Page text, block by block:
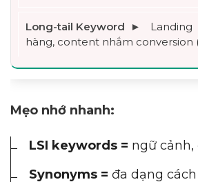
hàng, content nhắm conversion
Mẹo nhớ nhanh:
LSI keywords = ngữ cảnh,
Synonyms = đa dạng